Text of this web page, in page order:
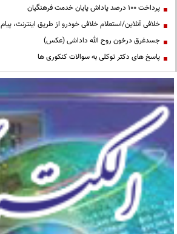
پرداخت ۱۰۰ درصد پاداش پایان خدمت فرهنگیان
خلافی آنلاین/استعلام خلافی خودرو از طریق اینترنت،
جسدغرق درخون روح الله داداشی (عکس)
پاسخ های دکتر توکلی به سوالات کنکوری ها